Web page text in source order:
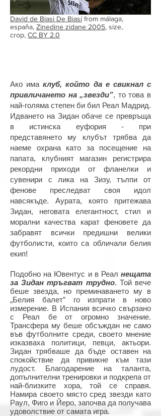
David de Biasi De Biasífrom málaga,
españa, Zinedine zidane 2005, size,
crop, CC BY 2.0
Ако имаклуб, който да е свикнал с
привличането на „звезди”, то това в
най-голяма степен би бил Реал Мадрид.
Идването на Зидан обаче се превръща
в истинска еуфория - при
представянето му клубът трябва да
наеме охрана като за посещение на
папата, клубният магазин регистрира
рекордни приходи от фланелки и
сувенири с лика на Зизу, тълпи от
фенове преследват своя идол
навсякъде. Аурата, която притежава
Зидан, неговата елегантност, стил и
морални качества карат феновете да
забравят всички предишни велики
футболисти, които са обличали белия
екип!
Подобно на Ювентус и в Реал нещата
за Зидан тръгват трудно. Той вече
беше звезда, но преминаването му в
„Белия балет” го изпрати в ново
измерение. В Испания всичко свързано
с Реал бе от огромно значение.
Трансфера му беше обсъждан не само
във футболните среди, своето мнение
изказваха политици, певци, актьори.
Зидан трябваше да бъде оставен на
спокойствие да привикне към тази
лудост. Благодарение на таланта,
допълнителни тренировки и подкрепа от
най-близките хора, той се справя.
Намира своето място сред звезди като
Раул, Фиго и Йеро, започва да получава
удоволствие от самата игра.